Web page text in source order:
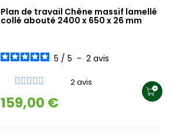
Plan de travail Chêne massif lamellé
collé abouté 2400 x 650 x 26 mm
5 / 5 - 2 avis
2 avis
159,00 €